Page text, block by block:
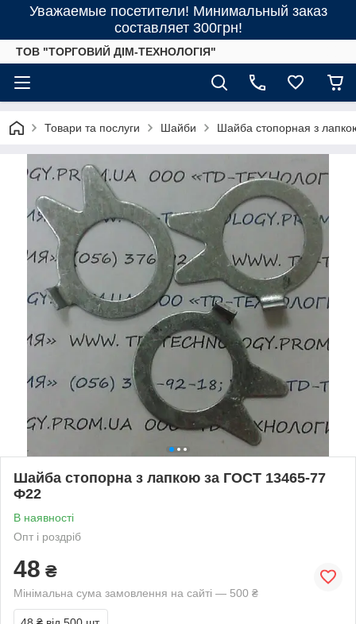
Уважаемые посетители! Минимальный заказ
составляет 300грн!
ТОВ "ТОРГОВИЙ ДІМ-ТЕХНОЛОГІЯ"
Товари та послуги Шайби Шайба стопорная з
Шайба стопорна з лапкою за ГОСТ 13465-77
Ф22
В наявності
Опт і роздріб
48 ₴
Мінімальна сума замовлення на сайті — 500 ₴